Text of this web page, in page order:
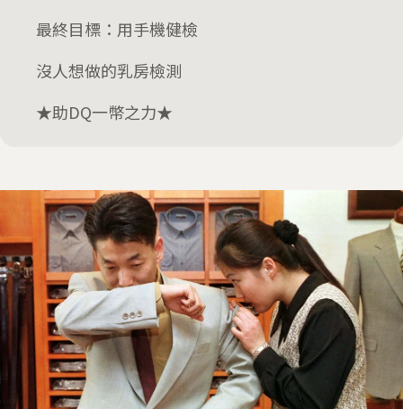
最終目標：用手機健檢
沒人想做的乳房檢測
★助DQ一幣之力★